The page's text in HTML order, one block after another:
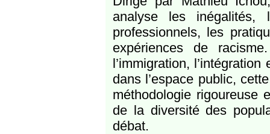
analyse les inégalités,
professionnels, les
expériences de
l’immigration,
dans l’espace public,
méthodologie rigoureuse
de la diversité des
débat.